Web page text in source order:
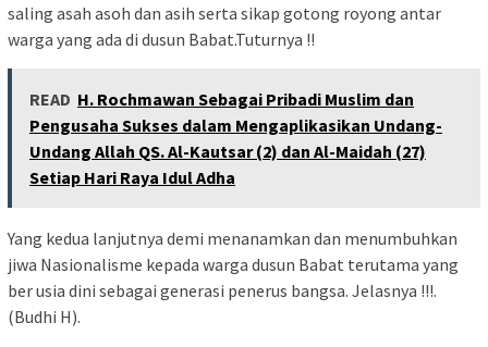
saling asah asoh dan asih serta sikap gotong royong antar
warga yang ada di dusun Babat.Tuturnya !!
READ H. Rochmawan Sebagai Pribadi Muslim dan
Pengusaha Sukses dalam Mengaplikasikan Undang-
Undang Allah QS. Al-Kautsar (2) dan Al-Maidah (27)
Setiap Hari Raya Idul Adha
Yang kedua lanjutnya demi menanamkan dan menumbuhkan
jiwa Nasionalisme kepada warga dusun Babat terutama yang
ber usia dini sebagai generasi penerus bangsa. Jelasnya !!!.
(Budhi H).